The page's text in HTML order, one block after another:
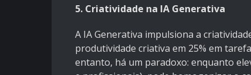
5. Criatividade na IA Generativa
A IA Generativa impulsiona a
produtividade criativa em 25% em
entanto, há um paradoxo: enquanto